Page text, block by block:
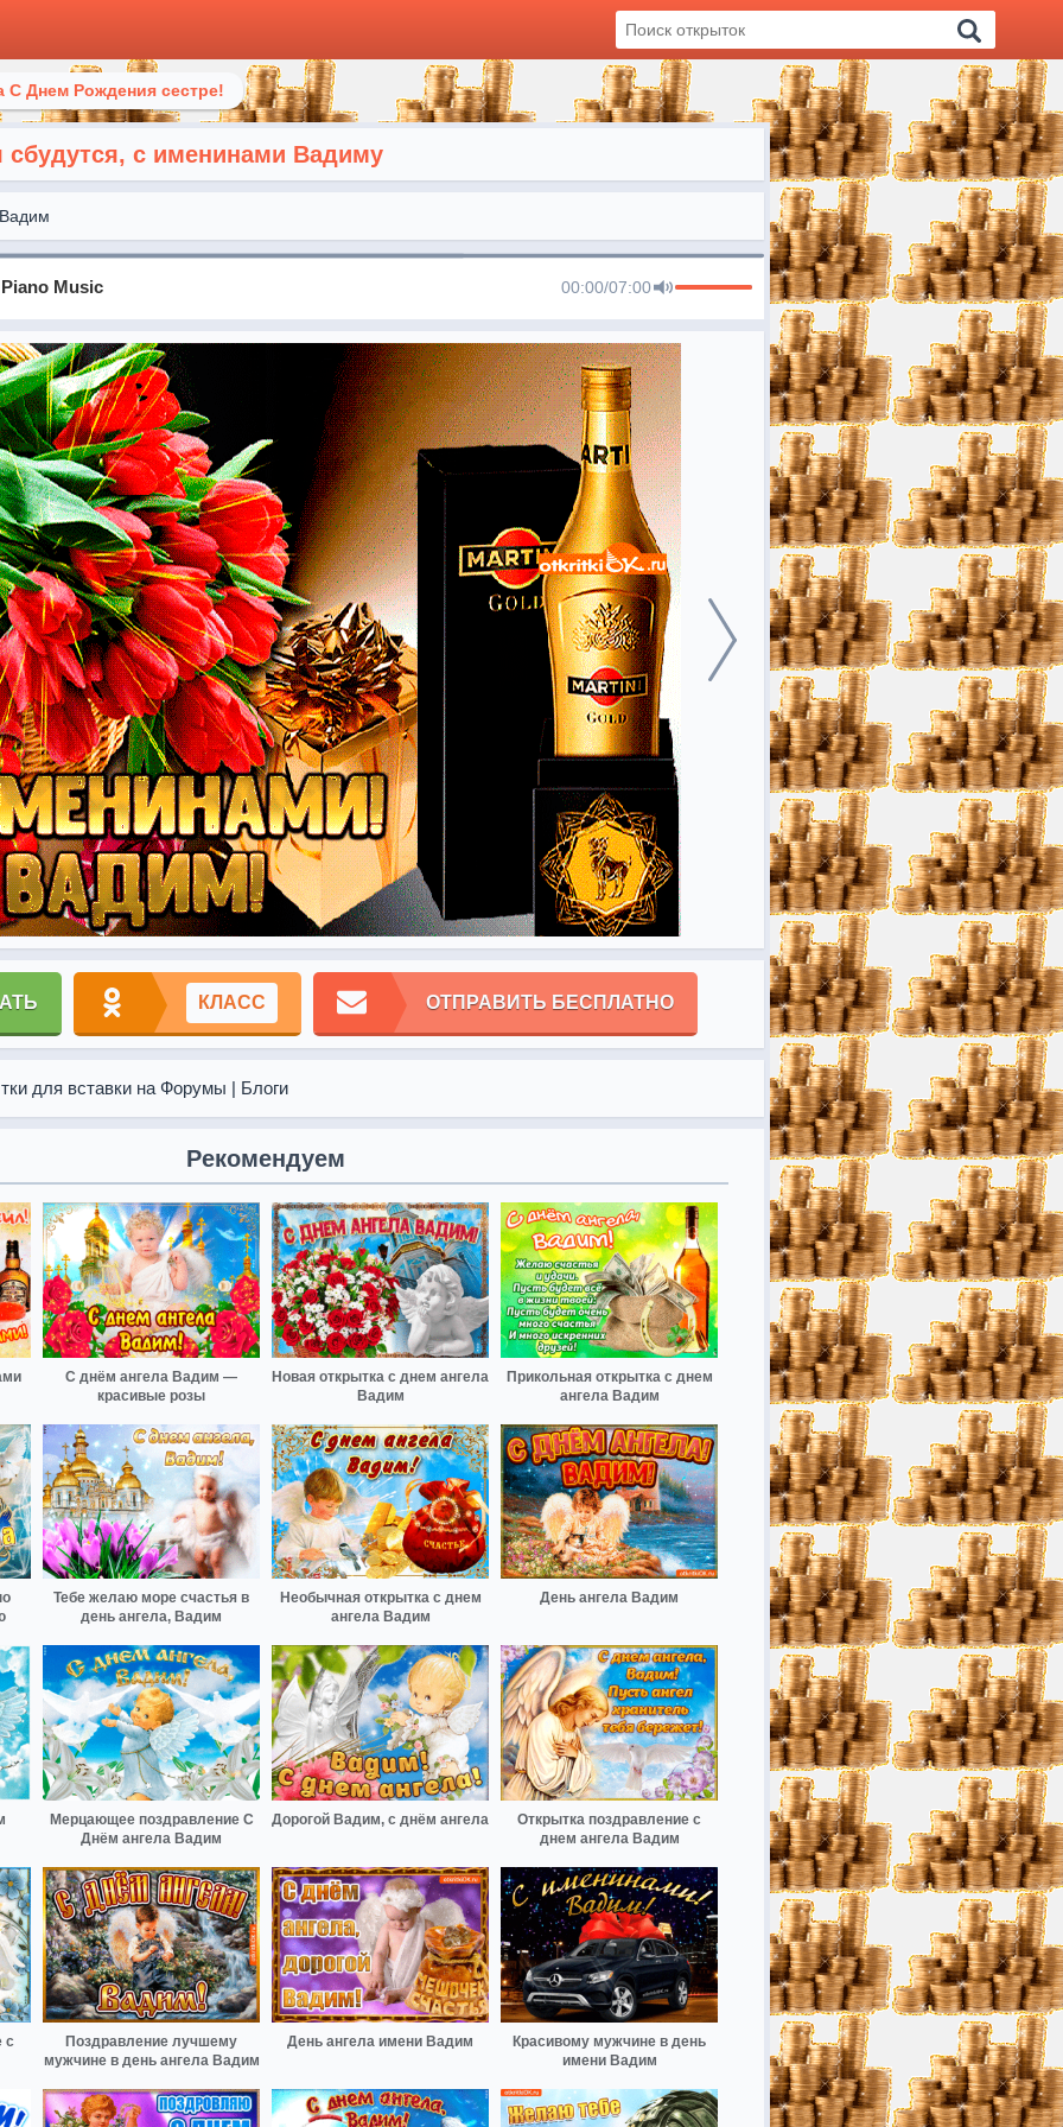
С Днем Рождения сестре!
сбудутся, с именинами Вадиму
Вадим
Music 00:00/07:00
КЛАСС ОТПРАВИТЬ БЕСПЛАТНО
для вставки на Форумы | Блоги
Рекомендуем
С днём ангела Вадим —
красивые розы
Новая открытка с днем ангела
Вадим
Прикольная открытка с днем
ангела Вадим
Тебе желаю море счастья в
день ангела, Вадим
Необычная открытка с днем
ангела Вадим
День ангела Вадим
Мерцающее поздравление С
Днём ангела Вадим
Дорогой Вадим, с днём ангела
Открытка поздравление с
днем ангела Вадим
с
Поздравление лучшему
мужчине в день ангела Вадим
День ангела имени Вадим
Красивому мужчине в день
имени Вадим